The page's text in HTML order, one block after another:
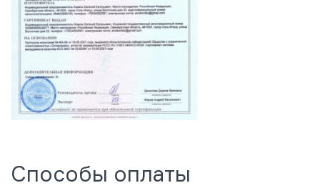
Способы оплаты